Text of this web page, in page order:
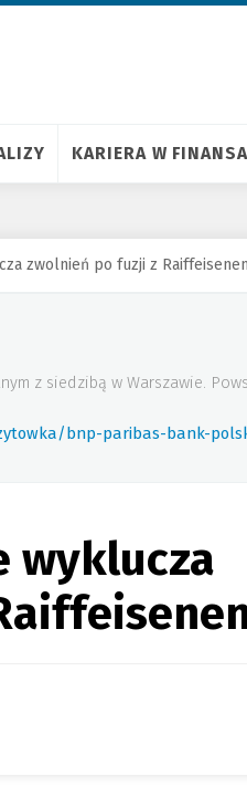
KARIERA W
zwolnień po fuzji z
z siedzibą w Warszawie.
bnp-paribas-bank-
wyklucza